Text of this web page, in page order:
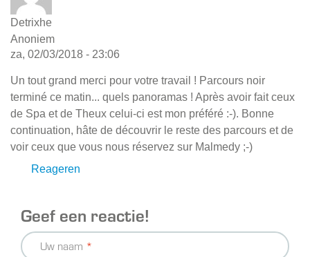
Detrixhe
Anoniem
za, 02/03/2018 - 23:06
Un tout grand merci pour votre travail ! Parcours noir
terminé ce matin... quels panoramas ! Après avoir fait ceux
de Spa et de Theux celui-ci est mon préféré :-). Bonne
continuation, hâte de découvrir le reste des parcours et de
voir ceux que vous nous réservez sur Malmedy ;-)
Reageren
Geef een reactie!
Uw naam